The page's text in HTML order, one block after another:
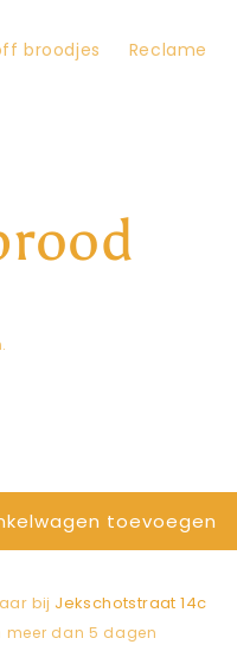
broodjes Reclame
toevoegen
bij Jekschotstraat 14c
meer dan 5 dagen